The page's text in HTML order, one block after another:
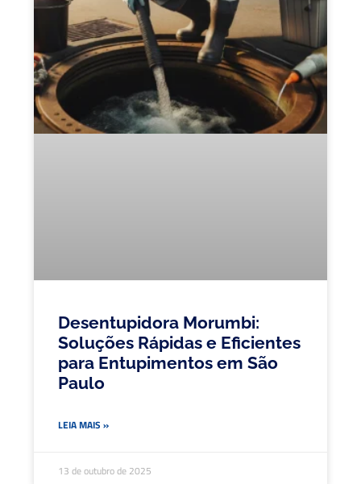
Desentupidora Morumbi:
Soluções Rápidas e Eficientes
para Entupimentos em São
Paulo
LEIA MAIS »
13 de outubro de 2025